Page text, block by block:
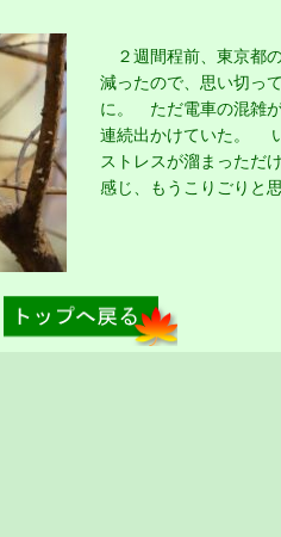
２週間程前、東京都
減ったので、思い切っ
に。 ただ電車の混雑
連続出かけていた。
ストレスが溜まっただ
感じ、もうこりごりと